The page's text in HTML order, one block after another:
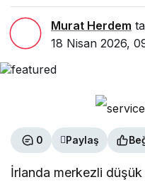
Murat Herdem
18 Nisan 2026,
0 Paylaş
İrlanda merkezli